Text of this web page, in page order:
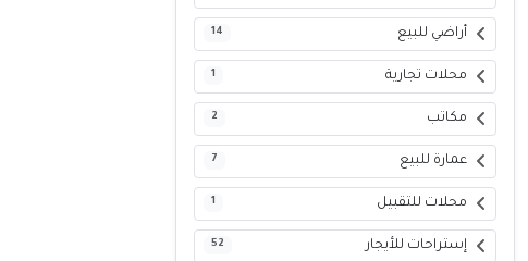
أراضي للبيع 14
محلات تجارية 1
مكاتب 2
عمارة للبيع 7
محلات للتقبيل 1
إستراحات للأيجار 52